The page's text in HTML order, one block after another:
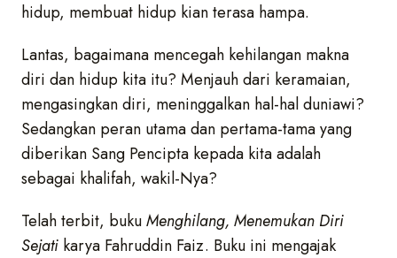
hidup, membuat hidup kian terasa hampa.
Lantas, bagaimana mencegah kehilangan makna
diri dan hidup kita itu? Menjauh dari keramaian,
mengasingkan diri, meninggalkan hal-hal duniawi?
Sedangkan peran utama dan pertama-tama yang
diberikan Sang Pencipta kepada kita adalah
sebagai khalifah, wakil-Nya?
Telah terbit, bukuMenghilang, Menemukan Diri
Sejati karya Fahruddin Faiz. Buku ini mengajak